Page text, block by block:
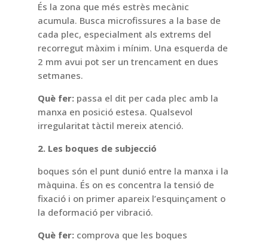
És la zona que més estrès mecànic
acumula. Busca microfissures a la base de
cada plec, especialment als extrems del
recorregut màxim i mínim. Una esquerda de
2 mm avui pot ser un trencament en dues
setmanes.
Què fer:passa el dit per cada plec amb la
manxa en posició estesa. Qualsevol
irregularitat tàctil mereix atenció.
2. Les boques de subjecció
boques són el punt dunió entre la manxa i la
màquina. És on es concentra la tensió de
fixació i on primer apareix l’esquinçament o
la deformació per vibració.
Què fer:comprova que les boques